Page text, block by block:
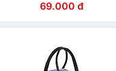
đựng thức ăn - Tặng túi đựng
muỗng
69.000 đ